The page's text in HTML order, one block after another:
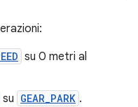
su 0 metri al
su GEAR_PARK .